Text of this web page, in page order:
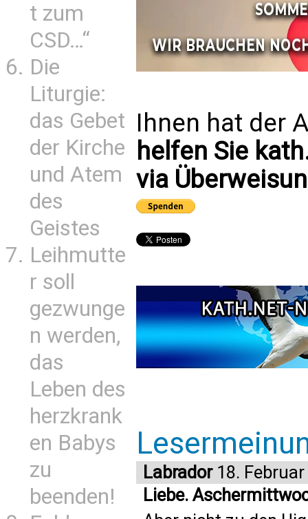
t zum
CSD…“
Die
Liturgie:
das Gebet
der Kirche
und Atem
des
Geistes
Leihmutte
r soll
gezwunge
n werden,
das
Leben des
herzkrank
en Babys
zu
beenden!
Ihnen hat der
helfen Sie
via
Labrador18. Februar
Liebe.